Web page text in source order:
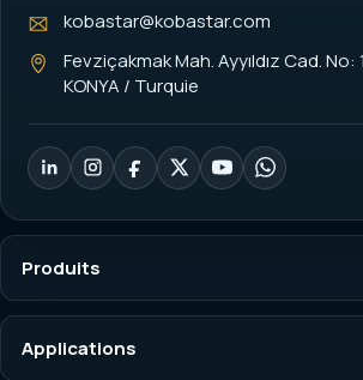
kobastar@kobastar.com
Fevziçakmak Mah. Ayyıldız Cad.
KONYA / Turquie
Produits
Capteurs de charge
Applications